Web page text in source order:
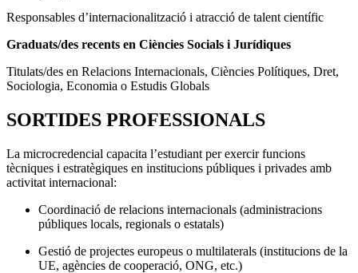
Responsables d’internacionalització i atracció de talent científic
Graduats/des recents en Ciències Socials i Jurídiques
Titulats/des en Relacions Internacionals, Ciències Polítiques, Dret,
Sociologia, Economia o Estudis Globals
SORTIDES PROFESSIONALS
La microcredencial capacita l’estudiant per exercir funcions
tècniques i estratègiques en institucions públiques i privades amb
activitat internacional:
Coordinació de relacions internacionals (administracions
públiques locals, regionals o estatals)
Gestió de projectes europeus o multilaterals (institucions de la
UE, agències de cooperació, ONG, etc.)